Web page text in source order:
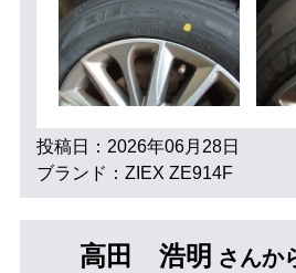
投稿日：2026年06月28日
ブランド：ZIEX ZE914F
高田 浩明 さんか